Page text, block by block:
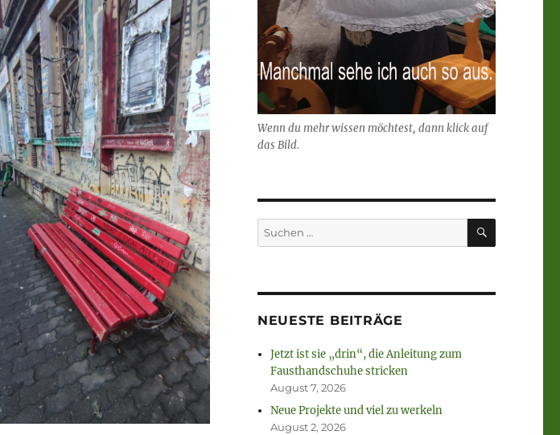
Wenn du mehr wissen möchtest, dann klick auf
das Bild.
Suchen
nach:
SUCHEN
NEUESTE BEITRÄGE
Jetzt ist sie „drin“, die Anleitung zum
Fausthandschuhe stricken
August 7, 2026
Neue Projekte und viel zu werkeln
August 2, 2026